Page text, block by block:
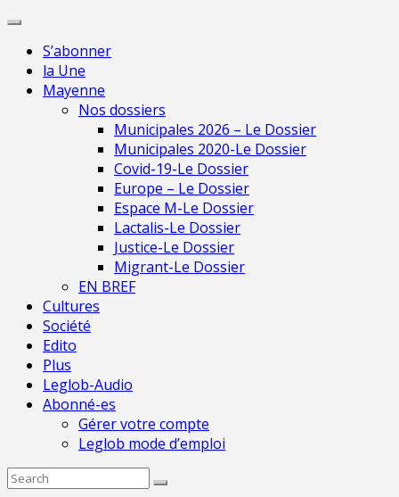
Skip
contentS’abonner
la Une
Mayenne
Nos dossiers
Municipales 2026 – Le Dossier
Municipales 2020-Le Dossier
Covid-19-Le Dossier
Europe – Le Dossier
Espace M-Le Dossier
Lactalis-Le Dossier
Justice-Le Dossier
Migrant-Le Dossier
EN BREF
Cultures
Société
Edito
Plus
Leglob-Audio
Abonné-es
Gérer votre compte
Leglob mode d’emploi
Search
indépendante en
Mayenne